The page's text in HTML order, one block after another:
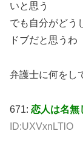
いと思う
でも自分がどう
ドブだと思うわ
弁護士に何をし
671: 恋人は名無
ID:UXVxnLTlO